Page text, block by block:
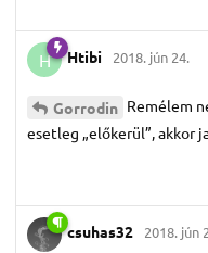
H Htibi 2018. jún 24.
Gorrodin Remélem
esetleg „előkerül”, akkor
csuhas32 2018. jún